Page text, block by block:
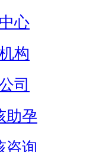
心
构
司
助孕
咨询